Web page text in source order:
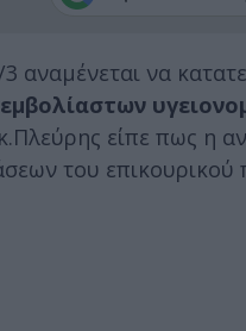
να
είπε πως η
του